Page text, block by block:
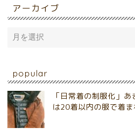
アーカイブ
popular
「日常着の制服化」
は20着以内の服で着ま